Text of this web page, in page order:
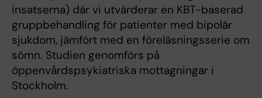
insatserna) där vi utvärderar en KBT-baserad
gruppbehandling för patienter med bipolär
sjukdom, jämfört med en föreläsningsserie om
sömn. Studien genomförs på
öppenvårdspsykiatriska mottagningar i
Stockholm.